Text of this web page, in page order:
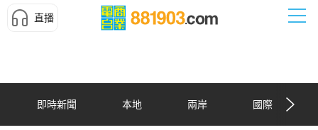
直播
即時新聞 本地 兩岸 國際